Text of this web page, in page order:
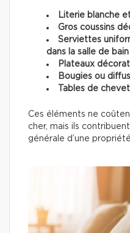
Literie blanche
Gros coussins
Serviettes
dans la salle de bain
Plateaux
Bougies ou
Tables de
Ces éléments ne
cher, mais ils
générale d’une